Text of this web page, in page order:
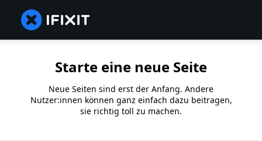
Starte eine neue Seite
Neue Seiten sind erst der Anfang. Andere
Nutzer:innen können ganz einfach dazu beitragen,
sie richtig toll zu machen.